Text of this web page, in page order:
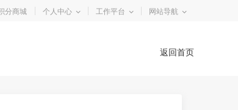
分商城 个人中心 工作平台 网站导航
返回首页